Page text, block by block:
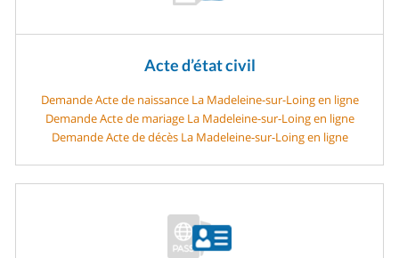
Acte d’état civil
Demande Acte de naissance La Madeleine-sur-Loing en ligne
Demande Acte de mariage La Madeleine-sur-Loing en ligne
Demande Acte de décès La Madeleine-sur-Loing en ligne